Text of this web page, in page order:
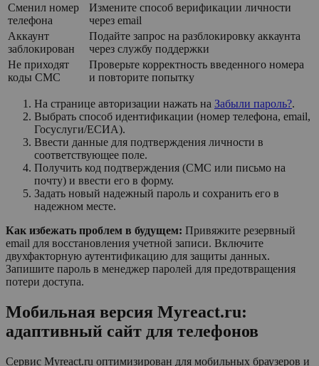
Сменил номер
телефона
Измените способ верификации личности
через email
Аккаунт
заблокирован
Подайте запрос на разблокировку аккаунта
через службу поддержки
Не приходят
коды СМС
Проверьте корректность введенного номера
и повторите попытку
На странице авторизации нажать на Забыли пароль?.
Выбрать способ идентификации (номер телефона, email,
Госуслуги/ЕСИА).
Ввести данные для подтверждения личности в
соответствующее поле.
Получить код подтверждения (СМС или письмо на
почту) и ввести его в форму.
Задать новый надежный пароль и сохранить его в
надежном месте.
Как избежать проблем в будущем: Привяжите резервный
email для восстановления учетной записи. Включите
двухфакторную аутентификацию для защиты данных.
Запишите пароль в менеджер паролей для предотвращения
потери доступа.
Мобильная версия Myreact.ru:
адаптивный сайт для телефонов
Сервис Myreact.ru оптимизирован для мобильных браузеров и